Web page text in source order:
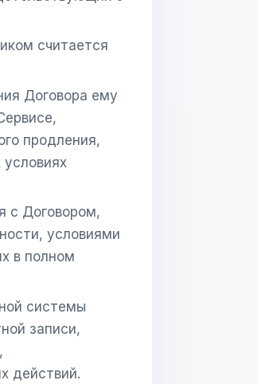
считается
Договора ему
продления,
с Договором,
условиями
в полном
системы
записи,
действий.